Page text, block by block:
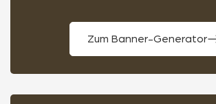
Zum Banner-Generator